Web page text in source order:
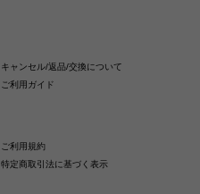
キャンセル/返品/交換について
ご利用ガイド
ご利用規約
特定商取引法に基づく表示